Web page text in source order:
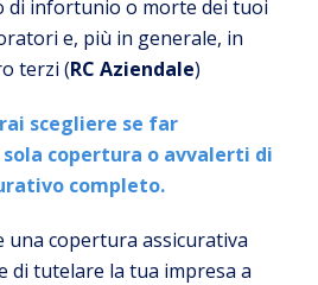
di infortunio o morte dei tuoi
e, più in generale, in
terzi (RC Aziendale)
scegliere se far
copertura o avvalerti di
completo.
una copertura assicurativa
di tutelare la tua impresa a